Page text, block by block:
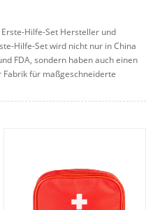
Hilfe-Set Hersteller und
Hilfe-Set wird nicht nur in China
FDA, sondern haben auch einen
für maßgeschneiderte